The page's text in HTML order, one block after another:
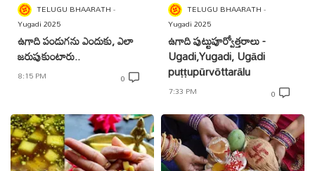
TELUGU BHAARATH
Yugadi 2025
ఉగాది పండుగను ఎందుకు, ఎలా
జరుపుకుంటారు..
8:15 PM 0
TELUGU BHAARATH
Yugadi 2025
ఉగాది పుట్టుపూర్వోత్తరాలు -
Ugadi,Yugadi, Ugādi
puṭṭupūrvōttarālu
7:33 PM 0